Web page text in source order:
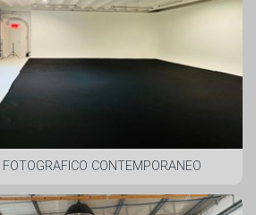
FOTOGRAFICO CONTEMPORANEO